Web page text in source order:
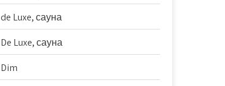
de Luxe, сауна
De Luxe, сауна
Dim